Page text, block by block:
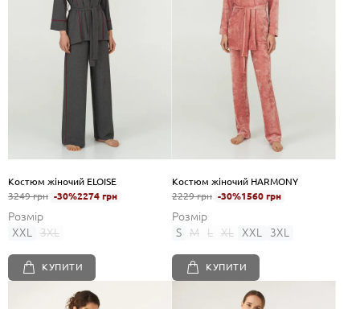
Костюм жіночий ELOISE
3249 грн -30%2274 грн
Розмір
XXL
3XL
КУПИТИ
Костюм жіночий HARMONY
2229 грн -30%1560 грн
Розмір
S
M L XL XXL 3XL
КУПИТИ